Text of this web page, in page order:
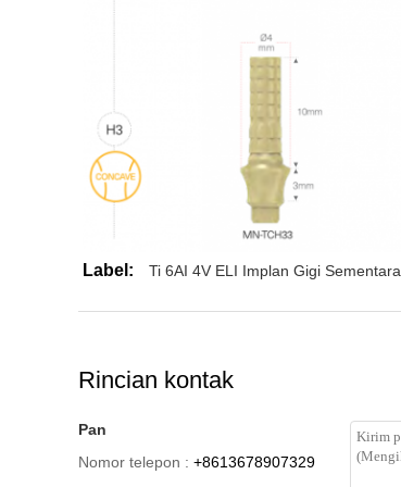
Label: Ti 6AI 4V ELI Implan Gigi Sementara
Rincian kontak
Pan
Nomor telepon : +8613678907329